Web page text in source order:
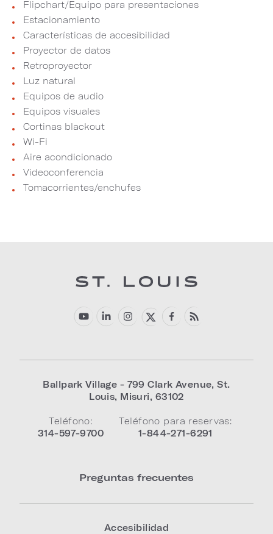
Flipchart/Equipo para presentaciones
Estacionamiento
Características de accesibilidad
Proyector de datos
Retroproyector
Luz natural
Equipos de audio
Equipos visuales
Cortinas blackout
Wi-Fi
Aire acondicionado
Videoconferencia
Tomacorrientes/enchufes
Ballpark Village - 799 Clark Avenue,St.
Louis, Misuri, 63102
Teléfono:
314-597-9700
Teléfono para reservas:
1-844-271-6291
Preguntas frecuentes
Accesibilidad